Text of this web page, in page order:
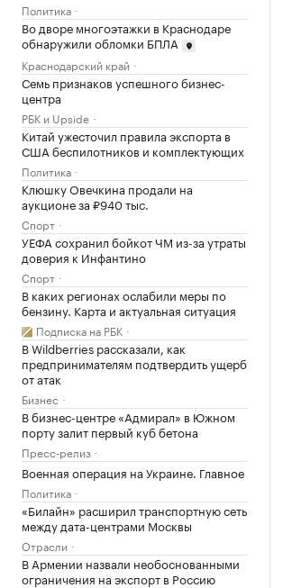
Политика
Во дворе многоэтажки в Краснодаре
обнаружили обломки БПЛА
Краснодарский край
Семь признаков успешного бизнес-
центра
РБК и Upside
Китай ужесточил правила экспорта в
США беспилотников и комплектующих
Политика
Клюшку Овечкина продали на
аукционе за ₽940 тыс.
Спорт
УЕФА сохранил бойкот ЧМ из-за утраты
доверия к Инфантино
Спорт
В каких регионах ослабили меры по
бензину. Карта и актуальная ситуация
Подписка на РБК
В Wildberries рассказали, как
предпринимателям подтвердить ущерб
от атак
Бизнес
В бизнес-центре «Адмирал» в Южном
порту залит первый куб бетона
Пресс-релиз
Военная операция на Украине. Главное
Политика
«Билайн» расширил транспортную сеть
между дата-центрами Москвы
Отрасли
В Армении назвали необоснованными
ограничения на экспорт в Россию